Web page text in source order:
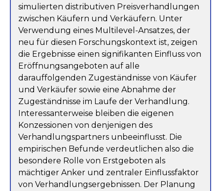
simulierten distributiven Preisverhandlungen
zwischen Käufern und Verkäufern. Unter
Verwendung eines Multilevel-Ansatzes, der
neu für diesen Forschungskontext ist, zeigen
die Ergebnisse einen signifikanten Einfluss von
Eröffnungsangeboten auf alle
darauffolgenden Zugeständnisse von Käufer
und Verkäufer sowie eine Abnahme der
Zugeständnisse im Laufe der Verhandlung.
Interessanterweise bleiben die eigenen
Konzessionen von denjenigen des
Verhandlungspartners unbeeinflusst. Die
empirischen Befunde verdeutlichen also die
besondere Rolle von Erstgeboten als
mächtiger Anker und zentraler Einflussfaktor
von Verhandlungsergebnissen. Der Planung